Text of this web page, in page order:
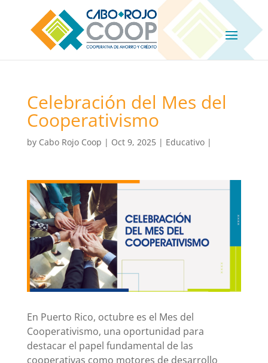
Celebración del Mes del
Cooperativismo
by Cabo Rojo Coop | Oct 9, 2025| Educativo|
En Puerto Rico, octubre es el Mes del
Cooperativismo, una oportunidad para
destacar el papel fundamental de las
cooperativas como motores de desarrollo